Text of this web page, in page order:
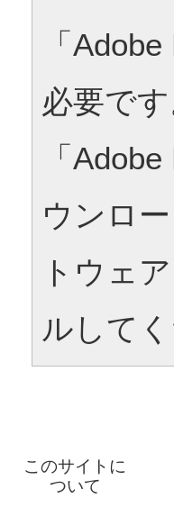
「
必要で
「
ウンロ
トウェ
ルしてく
このサイトに
ついて